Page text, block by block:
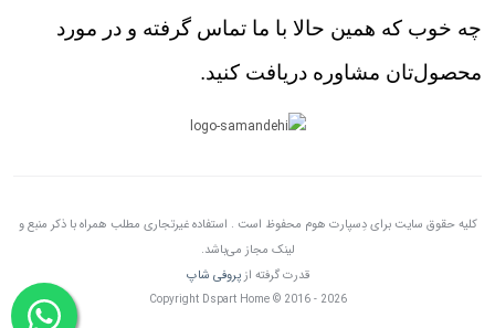
چه خوب که همین حالا با ما تماس گرفته و در مورد
محصول‌تان مشاوره دریافت کنید.
کلیه حقوق سایت برای دِسپارت هوم محفوظ است . استفاده غیرتجاری مطلب همراه با ذکر منبع و
لینک مجاز می‌باشد.
قدرت گرفته ازپروفی شاپ
Copyright Dspart Home © 2016 - 2026